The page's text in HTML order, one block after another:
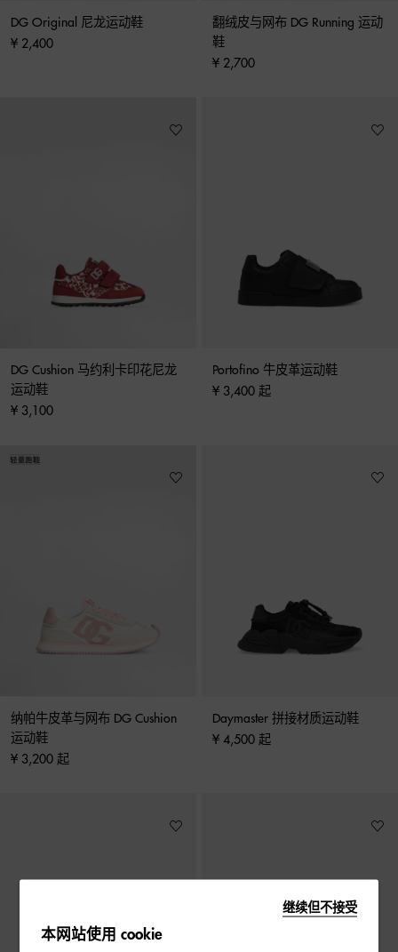
DG Original 尼龙运动鞋
¥ 2,400
翻绒皮与网布 DG Running 运动
鞋
¥ 2,700
DG Cushion 马约利卡印花尼龙
运动鞋
¥ 3,100
Portofino 牛皮革运动鞋
¥ 3,400 起
纳帕牛皮革与网布 DG Cushion
运动鞋
¥ 3,200 起
Daymaster 拼接材质运动鞋
¥ 4,500 起
继续但不接受
本网站使用 cookie